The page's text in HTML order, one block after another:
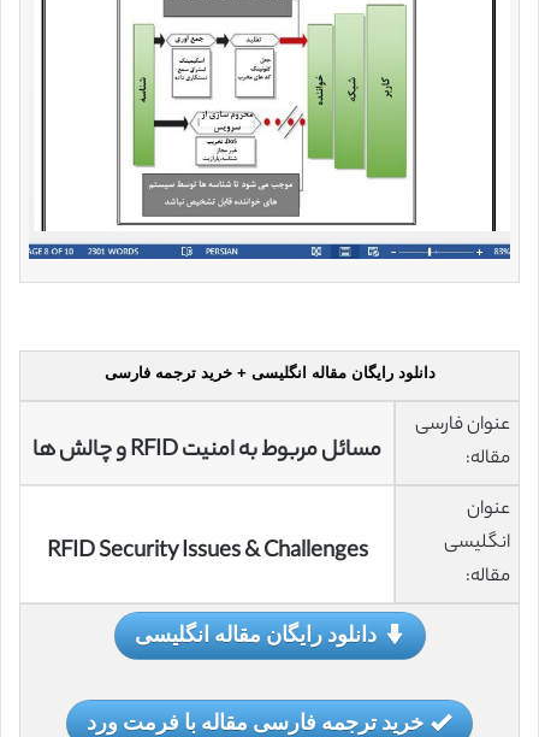
دانلود رایگان مقاله انگلیسی + خرید ترجمه فارسی
عنوان فارسی
مقاله:
مسائل مربوط به امنیت RFID و چالش ها
عنوان
انگلیسی
مقاله:
RFID Security Issues & Challenges
دانلود رایگان مقاله انگلیسی
خرید ترجمه فارسی مقاله با فرمت ورد